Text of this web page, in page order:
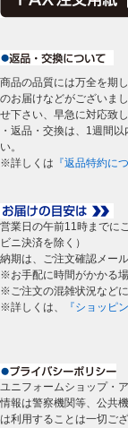
商品の品質には万全を期
のお届けなどがございま
せ下さい、早急に対応致し
・返品・交換は、1週間
い。
※詳しくは 『返品特約に
営業日の午前11時までに
ビニ決済を除く）
納期は、ご注文確認メー
※お手配に時間がかかる
※ご注文の混雑状況など
※詳しくは、
『ショッピ
ユニフォームショップ・
情報は警察機関等、公共
は利用することは一切ござ